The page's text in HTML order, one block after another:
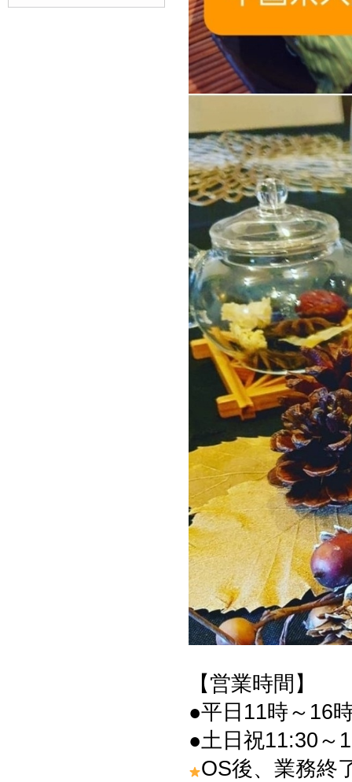
【営業時間】
●平日11時～16
●土日祝11:30～
OS後、業務終